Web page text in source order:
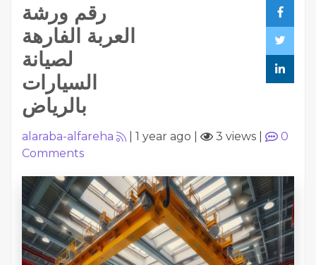
رقم ورشة
العربة الفارهة
لصيانة
السيارات
بالرياض
alaraba-alfareha 1 year ago 3 views
0
Comments